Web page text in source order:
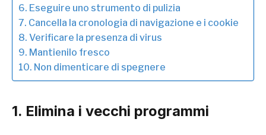
6. Eseguire uno strumento di pulizia
7. Cancella la cronologia di navigazione e i cookie
8. Verificare la presenza di virus
9. Mantienilo fresco
10. Non dimenticare di spegnere
1. Elimina i vecchi programmi